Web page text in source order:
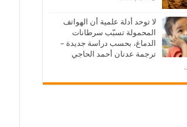
لا توحد أدلة علمية أن الهواتف
المحمولة تسبّب سرطانات
الدماغ، بحسب دراسة جديدة –
ترجمة عدنان أحمد الحاجي